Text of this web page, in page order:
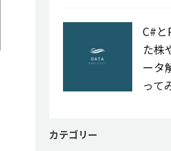
C#
た株
ータ
って
カテゴリー